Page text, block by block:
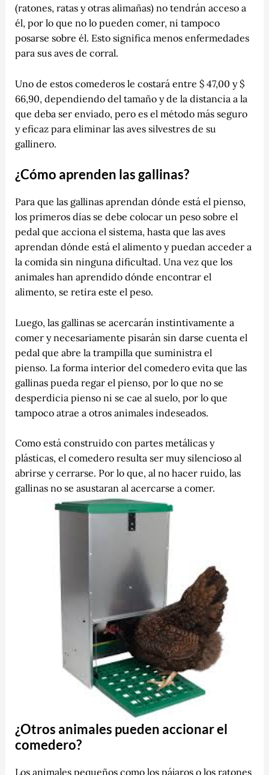
(ratones, ratas y otras alimañas) no tendrán acceso a
él, por lo que no lo pueden comer, ni tampoco
posarse sobre él. Esto significa menos enfermedades
para sus aves de corral.
Uno de estos comederos le costará entre $ 47,00 y $
66,90, dependiendo del tamaño y de la distancia a la
que deba ser enviado, pero es el método más seguro
y eficaz para eliminar las aves silvestres de su
gallinero.
¿Cómo aprenden las gallinas?
Para que las gallinas aprendan dónde está el pienso,
los primeros días se debe colocar un peso sobre el
pedal que acciona el sistema, hasta que las aves
aprendan dónde está el alimento y puedan acceder a
la comida sin ninguna dificultad. Una vez que los
animales han aprendido dónde encontrar el
alimento, se retira este el peso.
Luego, las gallinas se acercarán instintivamente a
comer y necesariamente pisarán sin darse cuenta el
pedal que abre la trampilla que suministra el
pienso. La forma interior del comedero evita que las
gallinas pueda regar el pienso, por lo que no se
desperdicia pienso ni se cae al suelo, por lo que
tampoco atrae a otros animales indeseados.
Como está construido con partes metálicas y
plásticas, el comedero resulta ser muy silencioso al
abrirse y cerrarse. Por lo que, al no hacer ruido, las
gallinas no se asustaran al acercarse a comer.
¿Otros animales pueden accionar el
comedero?
Los animales pequeños como los pájaros o los ratones